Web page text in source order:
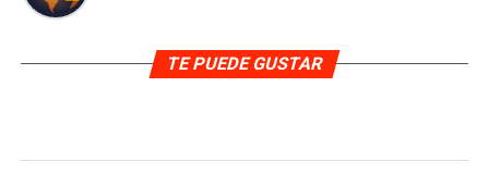
TE PUEDE GUSTAR